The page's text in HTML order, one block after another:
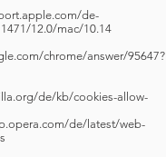
de-
12.0/mac/10.14
chrome/answer/95647?
de/kb/cookies-allow-
de/latest/web-